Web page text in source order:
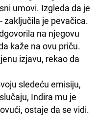
umovi. Izgleda da je
zaključila je pevačica.
na njegovu
kaže na ovu priču.
izjavu, rekao da
sledeću emisiju,
Indira mu je
ostaje da se vidi.